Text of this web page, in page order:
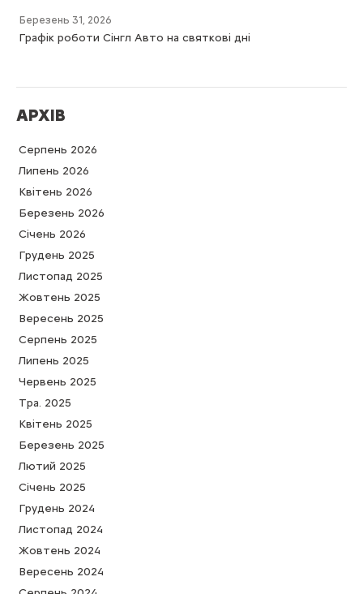
Березень 31, 2026
Графік роботи Сінгл Авто на святкові дні
АРХІВ
Серпень 2026
Липень 2026
Квітень 2026
Березень 2026
Cічень 2026
Грудень 2025
Листопад 2025
Жовтень 2025
Вересень 2025
Серпень 2025
Липень 2025
Червень 2025
Тра. 2025
Квітень 2025
Березень 2025
Лютий 2025
Cічень 2025
Грудень 2024
Листопад 2024
Жовтень 2024
Вересень 2024